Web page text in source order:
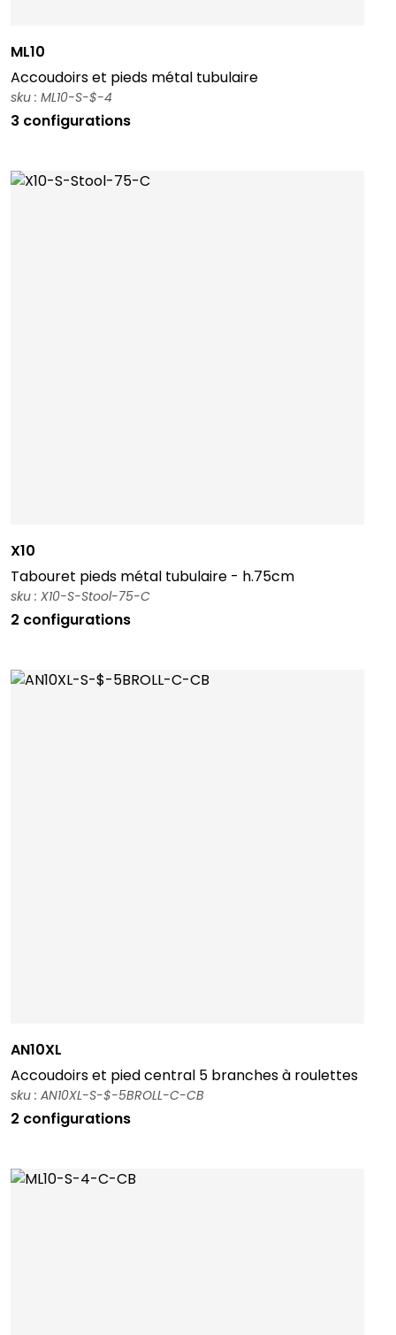
ML10
Accoudoirs et pieds métal tubulaire
sku : ML10-S-$-4
3 configurations
X10
Tabouret pieds métal tubulaire - h.75cm
sku : X10-S-Stool-75-C
2 configurations
AN10XL
Accoudoirs et pied central 5 branches à roulettes
sku : AN10XL-S-$-5BROLL-C-CB
2 configurations